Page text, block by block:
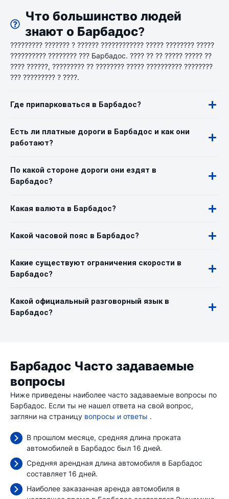
Что большинство людей
знают о Барбадос?
????????? ??????? ? ?????? ???????????? ????? ???????? ?????
?????????? ???????? ??? Барбадос. ???? ?? ?? ????? ????? ??
???? ??????, ????????? ?? ???????? ????? ?????????? ????????
??? ????????? ? ????.
Где припарковаться в Барбадос?
Есть ли платные дороги в Барбадос и как они
работают?
По какой стороне дороги они ездят в
Барбадос?
Какая валюта в Барбадос?
Какой часовой пояс в Барбадос?
Какие существуют ограничения скорости в
Барбадос?
Какой официальный разговорный язык в
Барбадос?
Барбадос Часто задаваемые
вопросы
Ниже приведены наиболее часто задаваемые вопросы по
Барбадос. Если ты не нашел ответа на свой вопрос,
загляни на страницу вопросы и ответы .
В прошлом месяце, средняя длина проката
автомобилей в Барбадос был 16 дней.
Средняя арендная длина автомобиля в Барбадос
составляет 16 дней.
Наиболее заказанная аренда автомобиля в